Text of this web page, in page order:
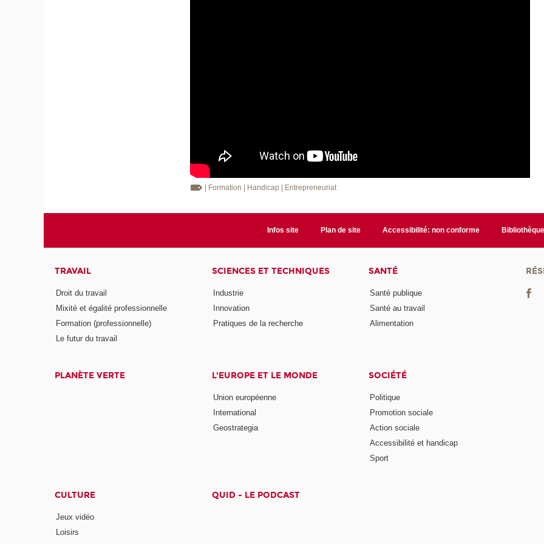
| Formation | Handicap | Entrepreneuriat
Infos site Plan de site Accessibilité: non conforme
TRAVAIL
Droit du travail
Mixité et égalité professionnelle
Formation (professionnelle)
Le futur du travail
SCIENCES ET TECHNIQUES
Industrie
Innovation
Pratiques de la recherche
SANTÉ
Santé publique
Santé au travail
Alimentation
PLANÈTE VERTE L'EUROPE ET LE MONDE
Union européenne
International
Geostrategia
SOCIÉTÉ
Politique
Promotion sociale
Action sociale
Accessibilité et handicap
Sport
CULTURE
Jeux vidéo
Loisirs
QUID - LE PODCAST